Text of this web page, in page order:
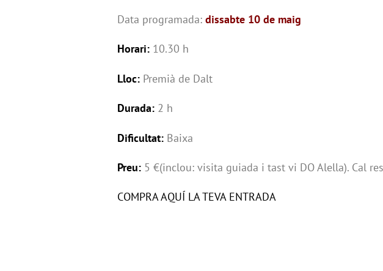
Data programada: dissabte 10 de maig
Horari: 10.30 h
Lloc: Premià de Dalt
Durada: 2 h
Dificultat: Baixa
Preu: 5 €(inclou: visita guiada i tast vi DO Alella). Cal
COMPRA AQUÍ LA TEVA ENTRADA